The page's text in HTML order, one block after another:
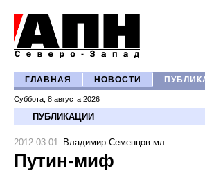
ГЛАВНАЯ НОВОСТИ
Суббота, 8 августа 2026
ПУБЛИКАЦИИ
2012-03-01 Владимир Семенцов мл.
Путин-миф